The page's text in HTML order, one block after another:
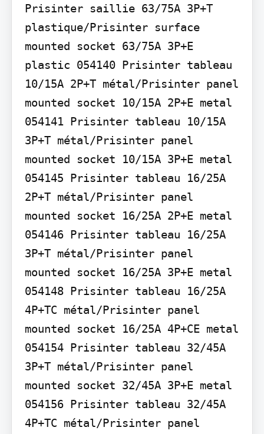
Prisinter saillie 63/75A 3P+T
plastique/Prisinter surface
mounted socket 63/75A 3P+E
plastic 054140 Prisinter tableau
10/15A 2P+T métal/Prisinter panel
mounted socket 10/15A 2P+E metal
054141 Prisinter tableau 10/15A
3P+T métal/Prisinter panel
mounted socket 10/15A 3P+E metal
054145 Prisinter tableau 16/25A
2P+T métal/Prisinter panel
mounted socket 16/25A 2P+E metal
054146 Prisinter tableau 16/25A
3P+T métal/Prisinter panel
mounted socket 16/25A 3P+E metal
054148 Prisinter tableau 16/25A
4P+TC métal/Prisinter panel
mounted socket 16/25A 4P+CE metal
054154 Prisinter tableau 32/45A
3P+T métal/Prisinter panel
mounted socket 32/45A 3P+E metal
054156 Prisinter tableau 32/45A
4P+TC métal/Prisinter panel